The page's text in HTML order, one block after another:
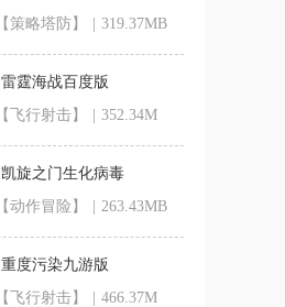
【策略塔防】
319.37MB
雷霆海战百度版
【飞行射击】
352.34M
凯旋之门生化病毒
【动作冒险】
263.43MB
重度污染九游版
【飞行射击】
466.37M